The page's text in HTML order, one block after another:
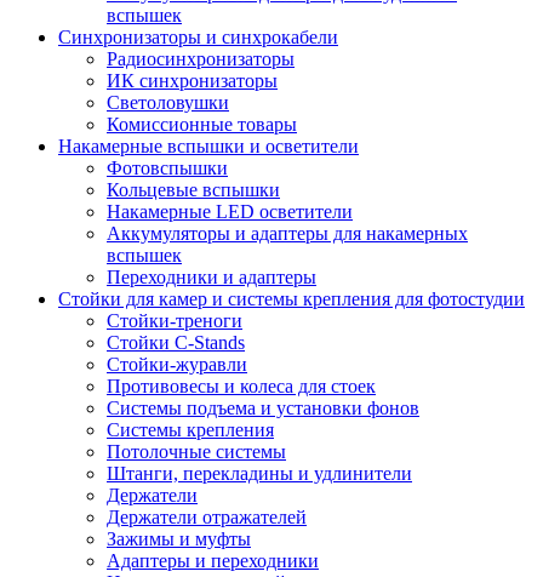
вспышек
Синхронизаторы и синхрокабели
Радиосинхронизаторы
ИК синхронизаторы
Светоловушки
Комиссионные товары
Накамерные вспышки и осветители
Фотовспышки
Кольцевые вспышки
Накамерные LED осветители
Аккумуляторы и адаптеры для накамерных
вспышек
Переходники и адаптеры
Стойки для камер и системы крепления для фотостудии
Стойки-треноги
Стойки C-Stands
Стойки-журавли
Противовесы и колеса для стоек
Системы подъема и установки фонов
Системы крепления
Потолочные системы
Штанги, перекладины и удлинители
Держатели
Держатели отражателей
Зажимы и муфты
Адаптеры и переходники